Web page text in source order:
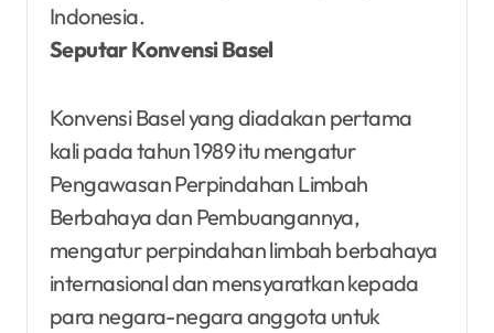
Indonesia.
Seputar Konvensi Basel
Konvensi Basel yang diadakan pertama
kali pada tahun 1989 itu mengatur
Pengawasan Perpindahan Limbah
Berbahaya dan Pembuangannya,
mengatur perpindahan limbah berbahaya
internasional dan mensyaratkan kepada
para negara-negara anggota untuk